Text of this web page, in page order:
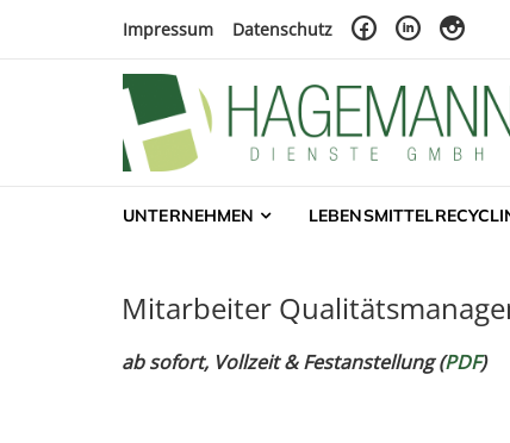
Impressum Datenschutz
Hagemann Dienste
Landwirtschaft – Lebensmittelrecycling –
UNTERNEHMEN
Mitarbeiter
ab sofort, Vollzeit & Festanstellung (PDF)